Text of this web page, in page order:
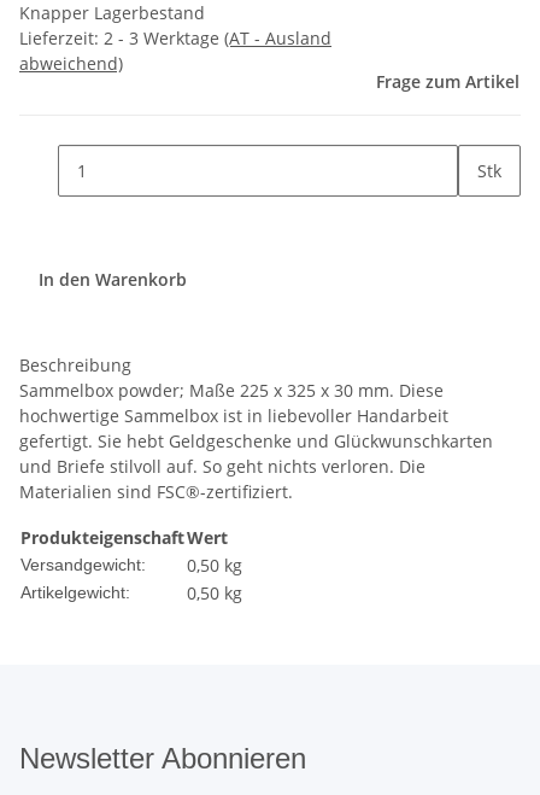
Knapper Lagerbestand
Lieferzeit: 2 - 3 Werktage (AT - Ausland
abweichend)
Frage zum Artikel
Stk
In den Warenkorb
Beschreibung
Sammelbox powder; Maße 225 x 325 x 30 mm. Diese
hochwertige Sammelbox ist in liebevoller Handarbeit
gefertigt. Sie hebt Geldgeschenke und Glückwunschkarten
und Briefe stilvoll auf. So geht nichts verloren. Die
Materialien sind FSC®-zertifiziert.
ProdukteigenschaftWert
Versandgewicht: 0,50 kg
Artikelgewicht: 0,50 kg
Newsletter Abonnieren